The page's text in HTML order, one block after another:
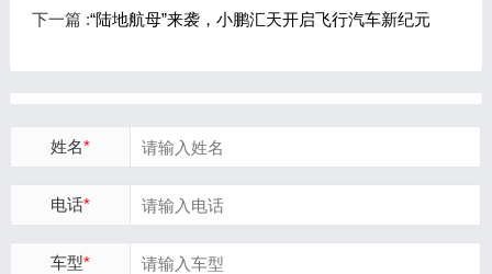
下一篇 :‌“陆地航母”来袭，小鹏汇天开启飞行汽车新纪元
姓名*
电话*
车型*